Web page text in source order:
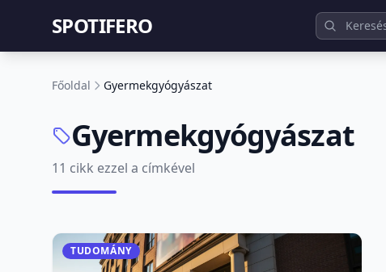
SPOTIFERO
Főoldal Gyermekgyógyászat
Gyermekgyógyászat
11 cikk ezzel a címkével
TUDOMÁNY